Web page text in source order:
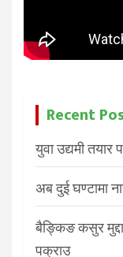
Recent
युवा उद्यमी तयार
अब दुई घण्टामा
बैङ्किङ कसुर
पक्राउ